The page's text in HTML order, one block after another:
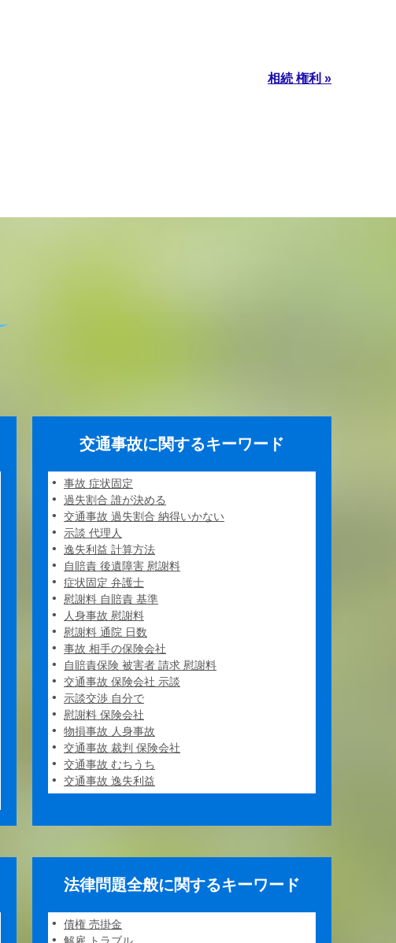
相続 権利 »
交通事故に関するキーワード
事故 症状固定
過失割合 誰が決める
交通事故 過失割合 納得いかない
示談 代理人
逸失利益 計算方法
自賠責 後遺障害 慰謝料
症状固定 弁護士
慰謝料 自賠責 基準
人身事故 慰謝料
慰謝料 通院 日数
事故 相手の保険会社
自賠責保険 被害者 請求 慰謝料
交通事故 保険会社 示談
示談交渉 自分で
慰謝料 保険会社
物損事故 人身事故
交通事故 裁判 保険会社
交通事故 むちうち
交通事故 逸失利益
法律問題全般に関するキーワード
債権 売掛金